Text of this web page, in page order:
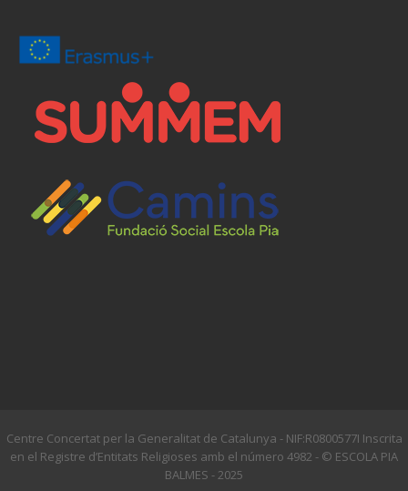
Centre Concertat per la Generalitat de Catalunya - NIF:R0800577I Inscrita
en el Registre d’Entitats Religioses amb el número 4982 - © ESCOLA PIA
BALMES - 2025